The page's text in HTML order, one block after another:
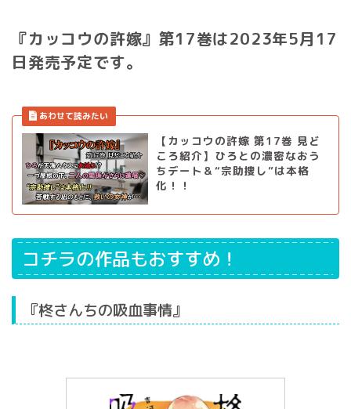
『カッコウの許嫁』第17巻は2023年5月17
日発売予定です。
【カッコウの許嫁 第17巻 見ど
ころ紹介】ひろとの濃密なおう
ちデート＆“宗助捜し”は本格
化！！
コチラの作品もおすすめ！
『柊さんちの吸血事情』